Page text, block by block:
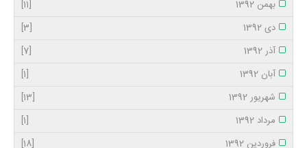
بهمن 1392
[11]
دی 1392
[3]
آذر 1392
[7]
آبان 1392
[1]
شهریور 1392
[13]
مرداد 1392
[1]
فروردین 1392
[18]